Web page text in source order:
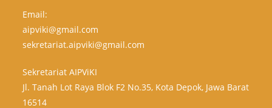
Email:
aipviki@gmail.com
sekretariat.aipviki@gmail.com
Sekretariat AIPViKI
Jl. Tanah Lot Raya Blok F2 No.35, Kota Depok, Jawa Barat
16514